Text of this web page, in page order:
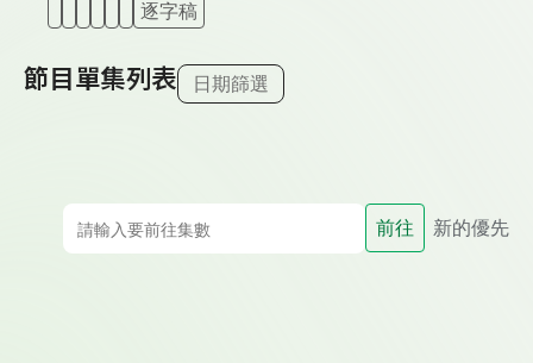
逐字稿
節目單集列表 日期篩選
前往 新的優先